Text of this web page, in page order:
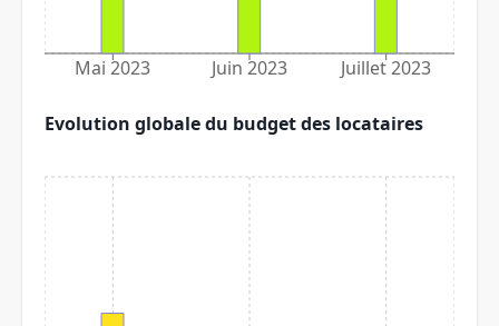
Mai 2023 Juin 2023 Juillet 2023
Evolution globale du budget des locataires